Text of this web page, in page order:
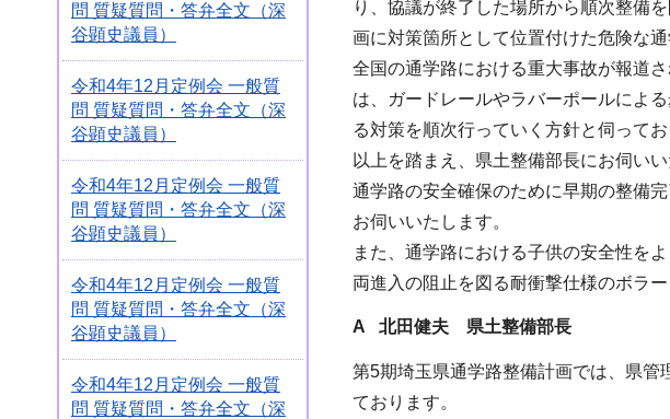
問 質疑質問・答弁全文（深
谷顕史議員）
令和4年12月定例会 一般質
問 質疑質問・答弁全文（深
谷顕史議員）
令和4年12月定例会 一般質
問 質疑質問・答弁全文（深
谷顕史議員）
令和4年12月定例会 一般質
問 質疑質問・答弁全文（深
谷顕史議員）
令和4年12月定例会 一般質
問 質疑質問・答弁全文（深
り、協議が終了した場所から順次整備
画に対策箇所として位置付けた危険な
全国の通学路における重大事故が報道
は、ガードレールやラバーポールによ
る対策を順次行っていく方針と伺ってお
以上を踏まえ、県土整備部長にお伺いい
通学路の安全確保のために早期の整備
お伺いいたします。
また、通学路における子供の安全性を
両進入の阻止を図る耐衝撃仕様のボラ
A 北田健夫 県土整備部長
第5期埼玉県通学路整備計画では、県管
ております。